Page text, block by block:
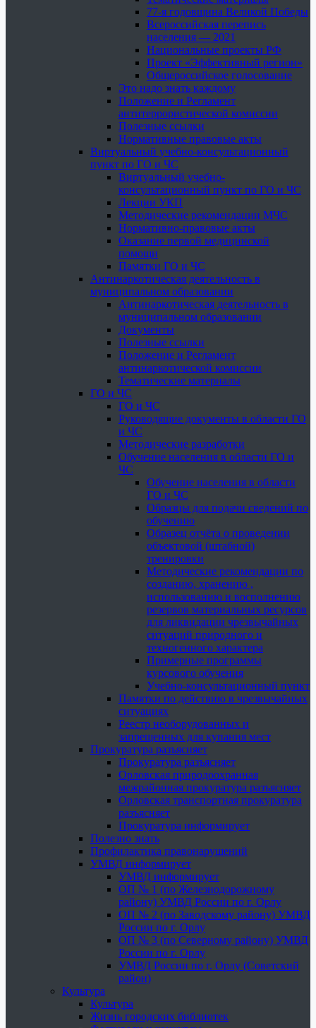
77-я годовщина Великой Победы
Всероссийская перепись
населения — 2021
Национальные проекты РФ
Проект «Эффективный регион»
Общероссийское голосование
Это надо знать каждому
Положение и Регламент
антитеррористической комиссии
Полезные ссылки
Нормативные правовые акты
Виртуальный учебно-консультационный
пункт по ГО и ЧС
Виртуальный учебно-
консультационный пункт по ГО и ЧС
Лекции УКП
Методические рекомендации МЧС
Нормативно-правовые акты
Оказание первой медицинской
помощи
Памятки ГО и ЧС
Антинаркотическая деятельность в
муниципальном образовании
Антинаркотическая деятельность в
муниципальном образовании
Документы
Полезные ссылки
Положение и Регламент
антинаркотической комиссии
Тематические материалы
ГО и ЧС
ГО и ЧС
Руководящие документы в области ГО
и ЧС
Методические разработки
Обучение населения в области ГО и
ЧС
Обучение населения в области
ГО и ЧС
Образцы для подачи сведений по
обучению
Образец отчёта о проведении
объектовой (штабной)
тренировки
Методические рекомендации по
созданию, хранению ,
использованию и восполнению
резервов материальных ресурсов
для ликвидации чрезвычайных
ситуаций природного и
техногенного характера
Примерные программы
курсового обучения
Учебно-консультационный пункт
Памятки по действию в чрезвычайных
ситуациях
Реестр необорудованных и
запрещенных для купания мест
Прокуратура разъясняет
Прокуратура разъясняет
Орловская природоохранная
межрайонная прокуратура разъясняет
Орловская транспортная прокуратура
разъясняет
Прокуратура информирует
Полезно знать
Профилактика правонарушений
УМВД информирует
УМВД информирует
ОП № 1 (по Железнодорожному
району) УМВД России по г. Орлу
ОП № 2 (по Заводскому району) УМВД
России по г. Орлу
ОП № 3 (по Северному району) УМВД
России по г. Орлу
УМВД России по г. Орлу (Советский
район)
Культура
Культура
Жизнь городских библиотек